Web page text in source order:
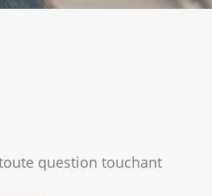
question touchant